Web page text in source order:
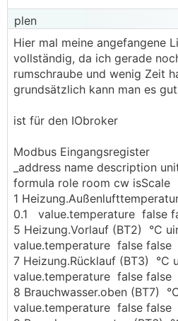
plen
Hier mal meine angefangene
vollständig, da ich gerade
rumschraube und wenig Zeit
grundsätzlich kann man es
ist für den IObroker
Modbus Eingangsregister
_address name description
formula role room cw isScale
1
0.1 value.temperature false
5 Heizung.Vorlauf (BT2) °C
value.temperature false false
7 Heizung.Rücklauf (BT3) °C
value.temperature false false
8 Brauchwasser.oben (BT7)
value.temperature false false